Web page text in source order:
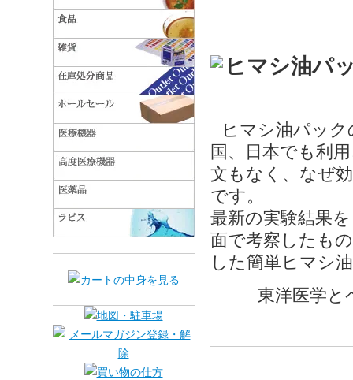
ヒマシ油パッ
国、日本でも利
文もなく、なぜ
です。
最新の実験結果
面で考察したも
した簡単ヒマシ
東洋医学と